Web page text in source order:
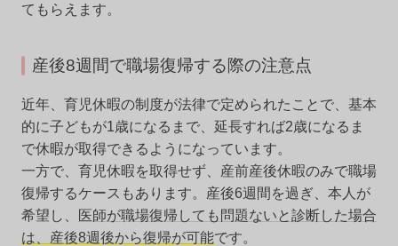
てもらえます。
産後8週間で職場復帰する際の注意点
近年、育児休暇の制度が法律で定められたことで、基本
的に子どもが1歳になるまで、延長すれば2歳になるま
で休暇が取得できるようになっています。
一方で、育児休暇を取得せず、産前産後休暇のみで職場
復帰するケースもあります。産後6週間を過ぎ、本人が
希望し、
医師が職場復帰しても問題ないと診断した場合
は、産後8週後から復帰が可能です。